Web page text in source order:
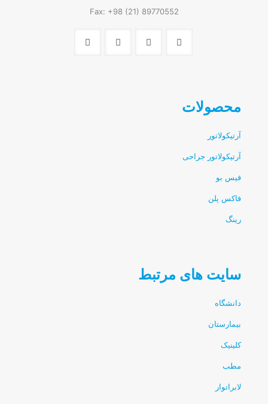
Fax: +98 (21) 89770552
محصولات
آرتیکولاتور
آرتیکولاتور جراحی
فیس بو
فاکس پلن
رینگ
سایت های مرتبط
دانشگاه
بیمارستان
کلینیک
مطب
لابراتوار